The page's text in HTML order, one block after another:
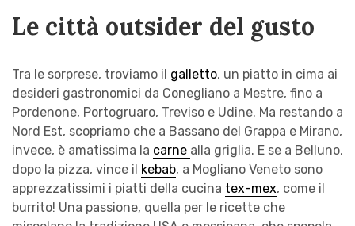
Le città outsider del gusto
Tra le sorprese, troviamo il galletto, un piatto in cima ai
desideri gastronomici da Conegliano a Mestre, fino a
Pordenone, Portogruaro, Treviso e Udine. Ma restando a
Nord Est, scopriamo che a Bassano del Grappa e Mirano,
invece, è amatissima la carne alla griglia. E se a Belluno,
dopo la pizza, vince il kebab, a Mogliano Veneto sono
apprezzatissimi i piatti della cucina tex-mex, come il
burrito! Una passione, quella per le ricette che